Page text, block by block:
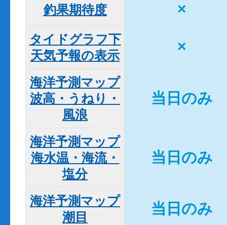
釣果期待度 ×
タイドグラフ下
天気予報の表示
×
海洋予測マップ
波高・うねり・
風浪
当日のみ
海洋予測マップ
海水温・海流・
塩分
当日のみ
海洋予測マップ
潮目
当日のみ